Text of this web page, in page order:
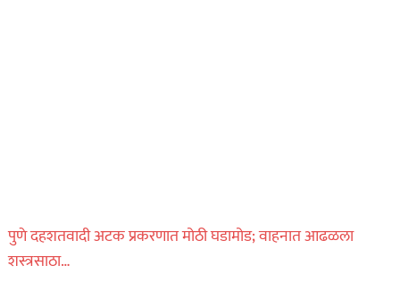
पुणे दहशतवादी अटक प्रकरणात मोठी घडामोड; वाहनात आढळला
शस्त्रसाठा…